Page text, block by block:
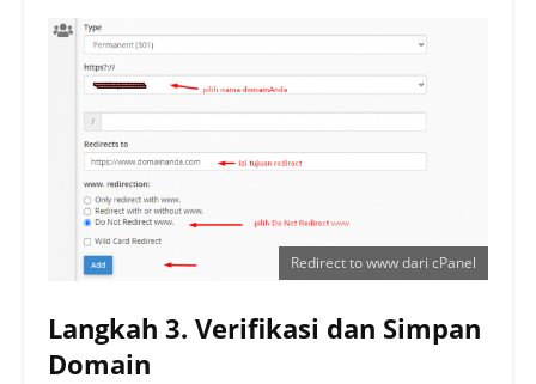
Redirect to www dari cPanel
Langkah 3. Verifikasi dan Simpan
Domain